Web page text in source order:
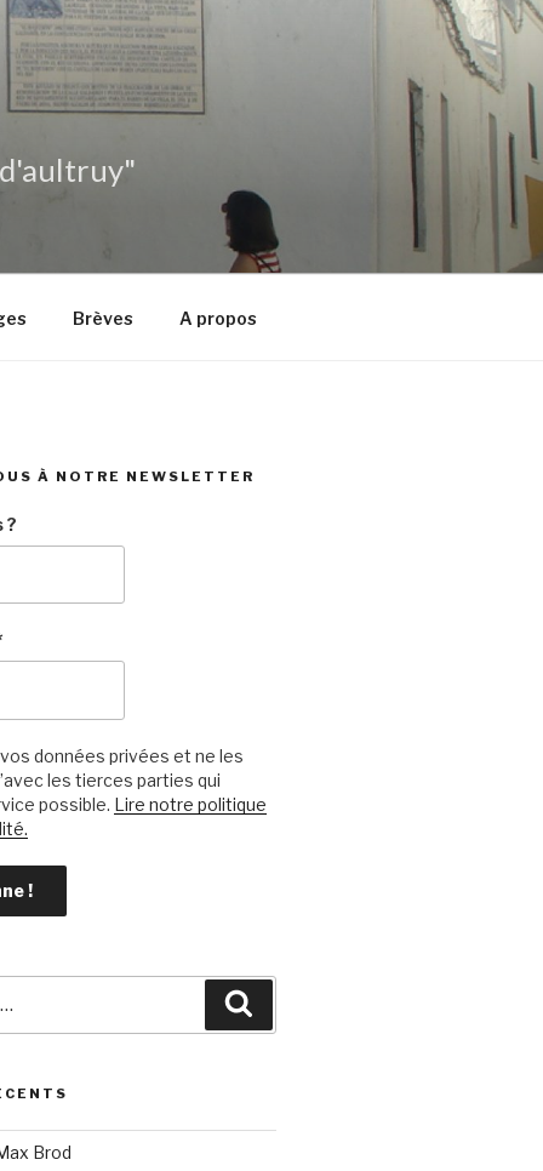
Brèves A propos
À NOTRE NEWSLETTER
?
données privées et ne les
les tierces parties qui
possible. Lire notre politique
Brod